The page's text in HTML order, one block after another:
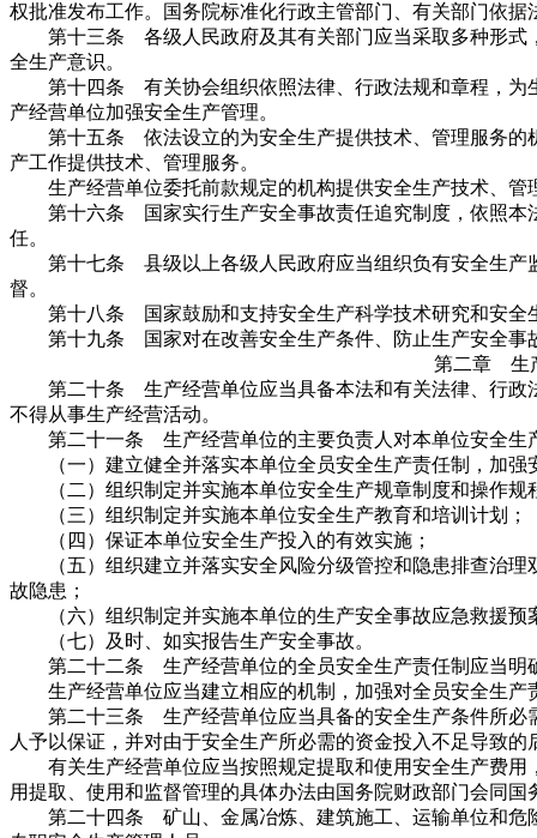
权批准发布工作。国务院标准化行政主管部门、有关部门依
第十三条 各级人民政府及其有关部门应当采取多种形式
全生产意识。
第十四条 有关协会组织依照法律、行政法规和章程，为
产经营单位加强安全生产管理。
第十五条 依法设立的为安全生产提供技术、管理服务的
产工作提供技术、管理服务。
生产经营单位委托前款规定的机构提供安全生产技术、管
第十六条 国家实行生产安全事故责任追究制度，依照本
任。
第十七条 县级以上各级人民政府应当组织负有安全生产
督。
第十八条 国家鼓励和支持安全生产科学技术研究和安全
第十九条 国家对在改善安全生产条件、防止生产安全事
第二章 生
第二十条 生产经营单位应当具备本法和有关法律、行政
不得从事生产经营活动。
第二十一条 生产经营单位的主要负责人对本单位安全生
（一）建立健全并落实本单位全员安全生产责任制，加强
（二）组织制定并实施本单位安全生产规章制度和操作规
（三）组织制定并实施本单位安全生产教育和培训计划；
（四）保证本单位安全生产投入的有效实施；
（五）组织建立并落实安全风险分级管控和隐患排查治理
故隐患；
（六）组织制定并实施本单位的生产安全事故应急救援预
（七）及时、如实报告生产安全事故。
第二十二条 生产经营单位的全员安全生产责任制应当明
生产经营单位应当建立相应的机制，加强对全员安全生产
第二十三条 生产经营单位应当具备的安全生产条件所必
人予以保证，并对由于安全生产所必需的资金投入不足导致的
有关生产经营单位应当按照规定提取和使用安全生产费用
用提取、使用和监督管理的具体办法由国务院财政部门会同
第二十四条 矿山、金属冶炼、建筑施工、运输单位和危